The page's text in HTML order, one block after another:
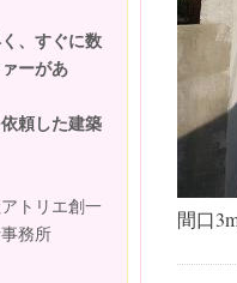
間口
、すぐに数
ーがあ
頼した建築
トリエ創一
務所